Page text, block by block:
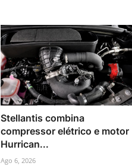
Stellantis combina
compressor elétrico e motor
Hurrican...
Ago 6, 2026